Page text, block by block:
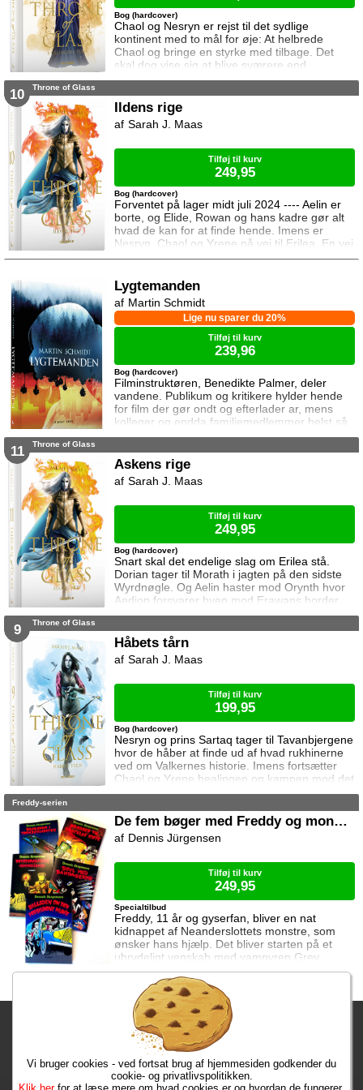
Chaol og Nesryn er rejst til det sydlige
kontinent med to mål for øje: At helbrede
Chaol og bringe en styrke med tilbage. Det
skal dog vise sig at blive sværere end
forventet, for khaganen, det sydlige kontinents
træffe en beslutning her og nu. Da en healer
bliver myrdet under mystiske omstændigheder,
frygter Chaol og Nesryn at Valkerne er fulgt
Bog (hardcover)
10 Throne of Glass
Ildens rige
Forventet på lager midt juli 2024 ---- Aelin er
borte, og Elide, Rowan og hans kadre gør alt
hvad de kan for at finde hende. Imens er
Nesryn, Chaol og Yrene på vej til Erilea. En vej
der fører dem forbi Chaols barndomshjem
kæmper Aedion mod Erawans fremrykkende
styrker og sin vrede over den aftale Aelin og
Lysandra har indgået. Og Dorian og Manon
må vælge om de vil lede efte
Bog (hardcover)
Sarah J. Maas
Tilføj til kurv
249,95
Lygtemanden
Filminstruktøren, Benedikte Palmer, deler
vandene. Publikum og kritikere hylder hende
for film der gør ondt og efterlader ar, mens
kolleger og endda familiemedlemmer helst så
hende forsvinde. Under en rejse til Los
miste livet. Da efterforskningen fortsætter
hjemme i Danmark, sender FBI den
nyuddannede agent April Biggs for at assistere
Bog (hardcover)
Lige nu sparer du 20%
Martin Schmidt
Tilføj til kurv
239,96
11 Throne of Glass
Askens rige
Snart skal det endelige slag om Erilea stå.
Dorian tager til Morath i jagten på den sidste
Wyrdnøgle. Og Aelin haster mod Orynth hvor
Aedion forsvarer byen mod Erawans horder.
Heldigvis er han ikke alene. Men kan deres
mod Erawans rædsler?
Bog (hardcover)
Sarah J. Maas
Tilføj til kurv
249,95
9 Throne of Glass
Håbets tårn
Nesryn og prins Sartaq tager til Tavanbjergene
hvor de håber at finde ud af hvad rukhinerne
ved om Valkernes historie. Imens fortsætter
Chaol og Yrene healingen og kampen mod det
mystiske mørke som lurer inden i ham. Men
deres venner derhjemme.
Bog (hardcover)
Sarah J. Maas
Tilføj til kurv
199,95
Freddy-serien
De fem bøger med Freddy og monstrene
Freddy, 11 år og gyserfan, bliver en nat
kidnappet af Neanderslottets monstre, som
ønsker hans hjælp. Det bliver starten på et
ubrydeligt venskab med vampyren Grev
Dracula, varulven Eddie, den hovedløse ridder
Sir Arthur Fieldstein, Frankenstein-uhyret
Boris, mumien Mummy og bøvsedragen Nitan.
Specialtilbud
Dennis Jürgensen
Tilføj til kurv
249,95
Fragtgebyret er DKK 59,95 • Fragtgebyret bortfalder ved køb over
DKK 299,00
Bestiller du inden kl. 13:00 har du dine varer i morgen!
Vi bruger cookies - ved fortsat brug af hjemmesiden godkender du
cookie- og privatlivspolitikken.